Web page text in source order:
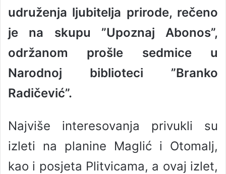
udruženja ljubitelja prirode, rečeno
je na skupu ”Upoznaj Abonos”,
održanom prošle sedmice u
Narodnoj biblioteci ”Branko
Radičević”.
Najviše interesovanja privukli su
izleti na planine Maglić i Otomalj,
kao i posjeta Plitvicama, a ovaj izlet,